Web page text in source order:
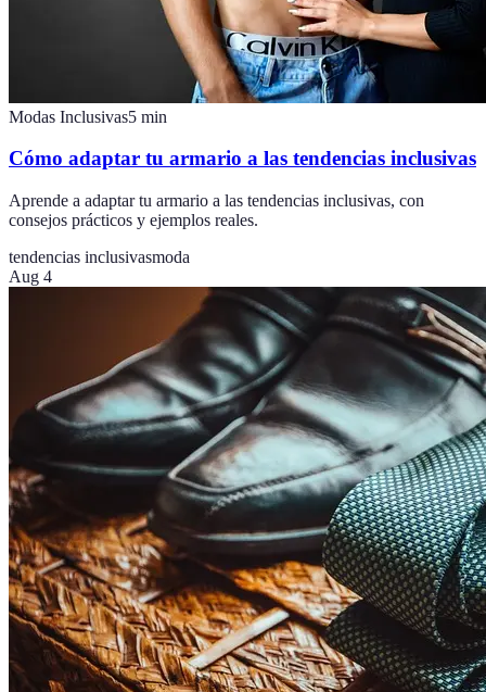
Modas Inclusivas5 min
Cómo adaptar tu armario a las tendencias inclusivas
Aprende a adaptar tu armario a las tendencias inclusivas, con
consejos prácticos y ejemplos reales.
tendencias inclusivasmoda
Aug 4